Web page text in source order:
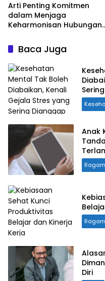
Arti Penting Komitmen
dalam Menjaga
Keharmonisan Hubungan
Profesional
Baca Juga
Anak
Ragam
Ragam
Diri